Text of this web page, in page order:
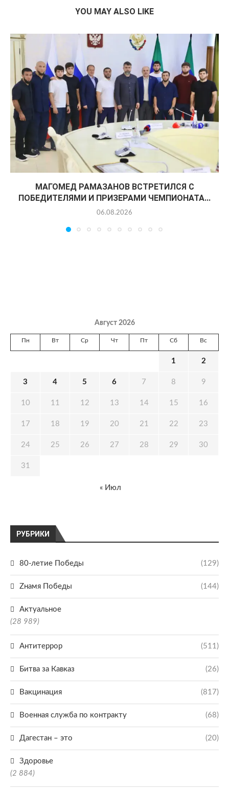
YOU MAY ALSO LIKE
МАГОМЕД РАМАЗАНОВ ВСТРЕТИЛСЯ С
ПОБЕДИТЕЛЯМИ И ПРИЗЕРАМИ ЧЕМПИОНАТА...
06.08.2026
РУБРИКИ
80-летие Победы (129)
Zнамя Победы (144)
Актуальное
(28 989)
Антитеррор (511)
Битва за Кавказ (26)
Вакцинация (817)
Военная служба по контракту (68)
Дагестан – это (20)
Здоровье
(2 884)
Август 2026
Пн Вт Ср Чт Пт Сб Вс
1 2
3 4 5 6 7 8 9
10 11 12 13 14 15 16
17 18 19 20 21 22 23
24 25 26 27 28 29 30
31
« Июл